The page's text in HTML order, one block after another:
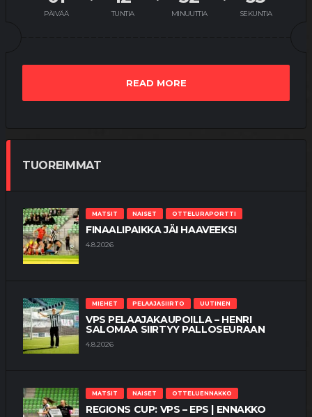
PÄIVÄÄ TUNTIA MINUUTTIA SEKUNTIA
READ MORE
TUOREIMMAT
MATSIT NAISET OTTELURAPORTTI
FINAALIPAIKKA JÄI HAAVEEKSI
4.8.2026
MIEHET PELAAJASIIRTO UUTINEN
VPS PELAAJAKAUPOILLA – HENRI
SALOMAA SIIRTYY PALLOSEURAAN
4.8.2026
MATSIT NAISET OTTELUENNAKKO
REGIONS CUP: VPS – EPS | ENNAKKO